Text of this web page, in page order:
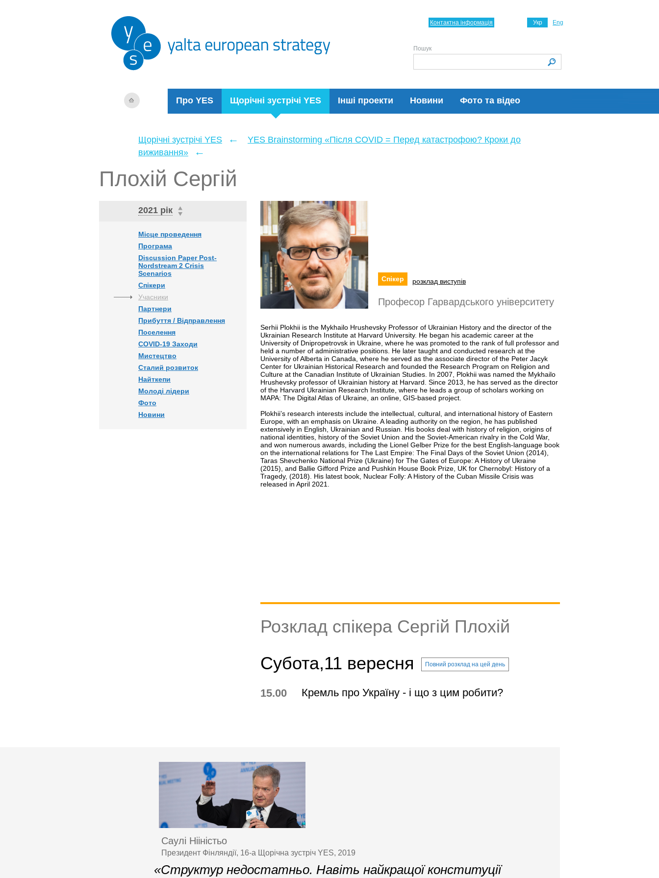
Про YES Щорічні зустрічі YES Інші проекти Новини Фото та відео
Укр Eng
Контактна інформація
Пошук
Щорічні зустрічі YES ←
YES Brainstorming «Після COVID = Перед катастрофою? Кроки до
виживання»
←
Плохій Сергій
2021 рік
Місце проведення
Програма
Discussion Paper Post-
Nordstream 2 Crisis
Scenarios
Спікери
Учасники
Партнери
Прибуття / Відправлення
Поселення
COVID-19 Заходи
Мистецтво
Сталий розвиток
Найткепи
Молоді лідери
Фото
Новини
Спікер розклад виступів
Професор Гарвардського університету
Serhii Plokhii is the Mykhailo Hrushevsky Professor of Ukrainian History and the director of the
Ukrainian Research Institute at Harvard University. He began his academic career at the
University of Dnipropetrovsk in Ukraine, where he was promoted to the rank of full professor and
held a number of administrative positions. He later taught and conducted research at the
University of Alberta in Canada, where he served as the associate director of the Peter Jacyk
Center for Ukrainian Historical Research and founded the Research Program on Religion and
Culture at the Canadian Institute of Ukrainian Studies. In 2007, Plokhii was named the Mykhailo
Hrushevsky professor of Ukrainian history at Harvard. Since 2013, he has served as the director
of the Harvard Ukrainian Research Institute, where he leads a group of scholars working on
MAPA: The Digital Atlas of Ukraine, an online, GIS-based project.
Plokhii’s research interests include the intellectual, cultural, and international history of Eastern
Europe, with an emphasis on Ukraine. A leading authority on the region, he has published
extensively in English, Ukrainian and Russian. His books deal with history of religion, origins of
national identities, history of the Soviet Union and the Soviet-American rivalry in the Cold War,
and won numerous awards, including the Lionel Gelber Prize for the best English-language book
on the international relations for The Last Empire: The Final Days of the Soviet Union (2014),
Taras Shevchenko National Prize (Ukraine) for The Gates of Europe: A History of Ukraine
(2015), and Ballie Gifford Prize and Pushkin House Book Prize, UK for Chernobyl: History of a
Tragedy, (2018). His latest book, Nuclear Folly: A History of the Cuban Missile Crisis was
released in April 2021.
Розклад спікера Сергій Плохій
Субота,11 вересня
Повний розклад на цей день
15.00 Кремль про Україну - і що з цим робити?
Саулі Нііністьо
Президент Фінляндії, 16-а Щорічна зустріч YES, 2019
«Структур недостатньо. Навіть найкращої конституції